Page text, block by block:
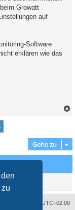
Growatt
auf
Software
erklären wie das
o
e
Gehe zu
UTC+02:00